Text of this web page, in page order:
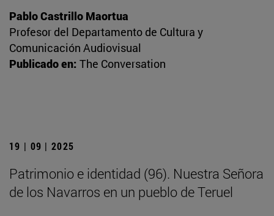
Pablo Castrillo Maortua
Profesor del Departamento de Cultura y
Comunicación Audiovisual
Publicado en: The Conversation
19 | 09 | 2025
Patrimonio e identidad (96). Nuestra Señora
de los Navarros en un pueblo de Teruel